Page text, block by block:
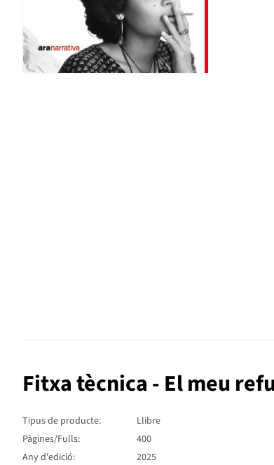
Fitxa tècnica - El meu
Tipus de producte:
Llibre
Pàgines/Fulls:
400
Any d'edició:
2025